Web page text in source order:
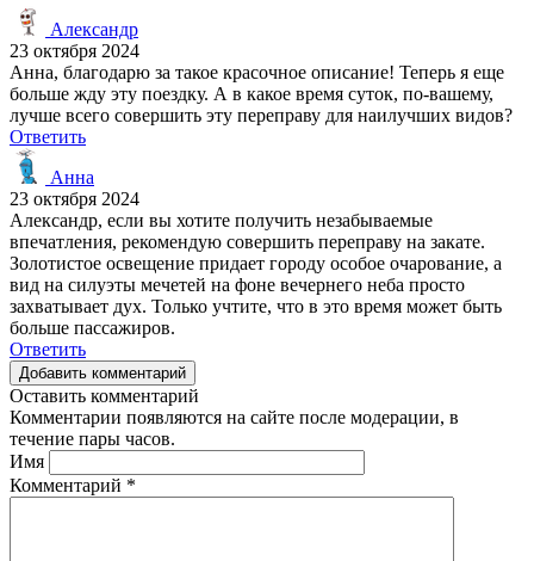
Александр
23 октября 2024
Анна, благодарю за такое красочное описание! Теперь я еще
больше жду эту поездку. А в какое время суток, по-вашему,
лучше всего совершить эту переправу для наилучших видов?
Ответить
Анна
23 октября 2024
Александр, если вы хотите получить незабываемые
впечатления, рекомендую совершить переправу на закате.
Золотистое освещение придает городу особое очарование, а
вид на силуэты мечетей на фоне вечернего неба просто
захватывает дух. Только учтите, что в это время может быть
больше пассажиров.
Ответить
Добавить комментарий
Оставить комментарий
Комментарии появляются на сайте после модерации, в
течение пары часов.
Имя
Комментарий *